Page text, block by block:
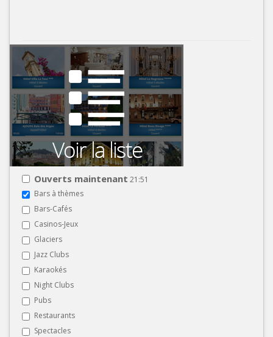
Ouverts maintenant 21:51
Bars à thèmes
Bars-Cafés
Casinos-Jeux
Glaciers
Jazz Clubs
Karaokés
Night Clubs
Pubs
Restaurants
Spectacles